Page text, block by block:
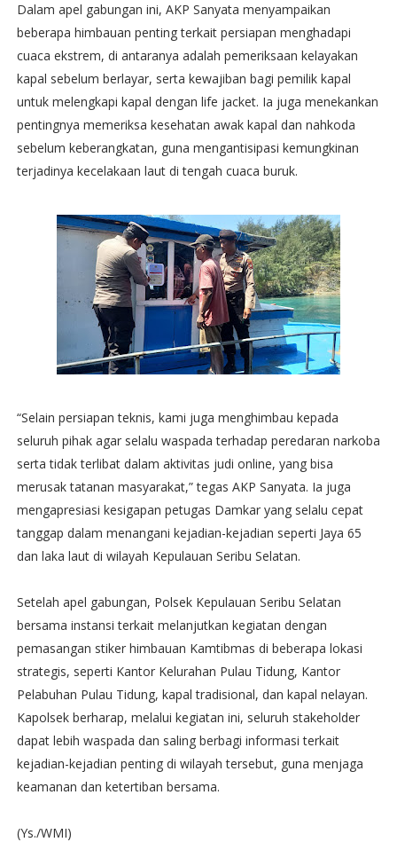
Dalam apel gabungan ini, AKP Sanyata menyampaikan
beberapa himbauan penting terkait persiapan menghadapi
cuaca ekstrem, di antaranya adalah pemeriksaan kelayakan
kapal sebelum berlayar, serta kewajiban bagi pemilik kapal
untuk melengkapi kapal dengan life jacket. Ia juga menekankan
pentingnya memeriksa kesehatan awak kapal dan nahkoda
sebelum keberangkatan, guna mengantisipasi kemungkinan
terjadinya kecelakaan laut di tengah cuaca buruk.
“Selain persiapan teknis, kami juga menghimbau kepada
seluruh pihak agar selalu waspada terhadap peredaran narkoba
serta tidak terlibat dalam aktivitas judi online, yang bisa
merusak tatanan masyarakat,” tegas AKP Sanyata. Ia juga
mengapresiasi kesigapan petugas Damkar yang selalu cepat
tanggap dalam menangani kejadian-kejadian seperti Jaya 65
dan laka laut di wilayah Kepulauan Seribu Selatan.
Setelah apel gabungan, Polsek Kepulauan Seribu Selatan
bersama instansi terkait melanjutkan kegiatan dengan
pemasangan stiker himbauan Kamtibmas di beberapa lokasi
strategis, seperti Kantor Kelurahan Pulau Tidung, Kantor
Pelabuhan Pulau Tidung, kapal tradisional, dan kapal nelayan.
Kapolsek berharap, melalui kegiatan ini, seluruh stakeholder
dapat lebih waspada dan saling berbagi informasi terkait
kejadian-kejadian penting di wilayah tersebut, guna menjaga
keamanan dan ketertiban bersama.
(Ys./WMI)